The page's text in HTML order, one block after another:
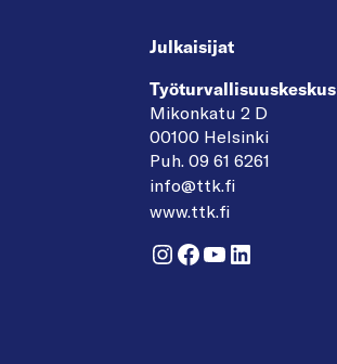
Julkaisijat
Työturvallisuuskeskus
Mikonkatu 2 D
00100 Helsinki
Puh. 09 61 6261
info@ttk.fi
www.ttk.fi
Instagram
Facebook
YouTube
LinkedIn